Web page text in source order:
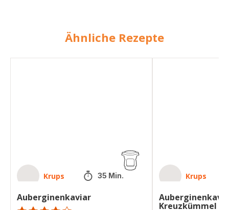
Ähnliche Rezepte
Krups 35 Min.
Auberginenkaviar
Krups
Kreuzkümmel